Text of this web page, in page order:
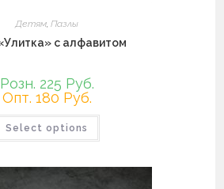
Детям Пазлы
с алфавитом
Розн. 225 Руб.
Опт. 180 Руб.
Select options
имеет